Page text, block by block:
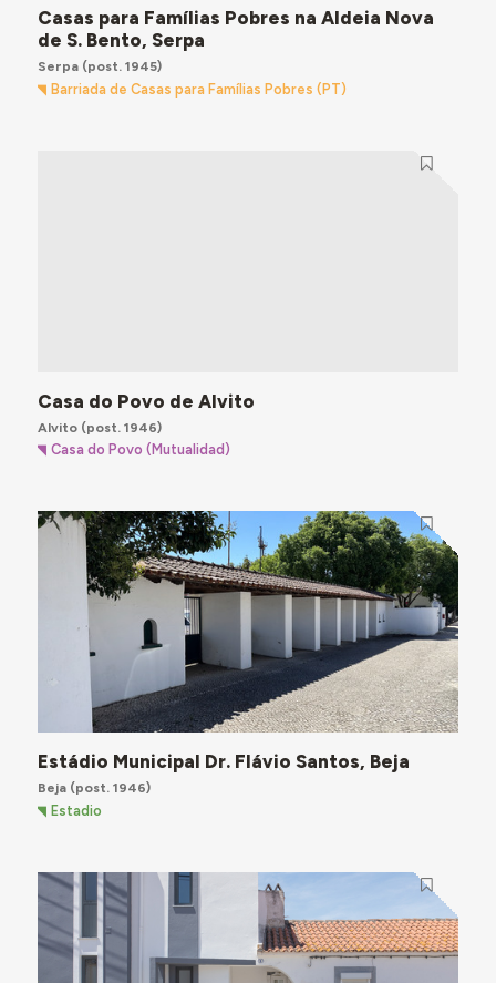
Casas para Famílias Pobres na Aldeia Nova
de S. Bento, Serpa
Serpa(post. 1945)
Barriada de Casas para Famílias Pobres (PT)
Casa do Povo de Alvito
Alvito(post. 1946)
Casa do Povo (Mutualidad)
Estádio Municipal Dr. Flávio Santos, Beja
Beja(post. 1946)
Estadio